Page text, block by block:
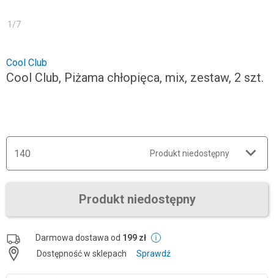
1 /7
Cool Club
Cool Club, Piżama chłopięca, mix, zestaw, 2 szt.
140 Produkt niedostępny
Produkt niedostępny
Darmowa dostawa od 199 zł
Dostępność w sklepach
Sprawdź